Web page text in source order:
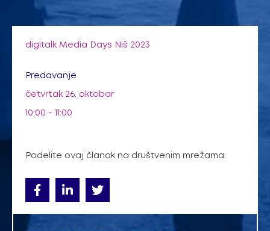
digitalk Media Days Niš 2023
Predavanje
četvrtak 26. oktobar
10:00 - 11:00
Podelite ovaj članak na društvenim mrežama: